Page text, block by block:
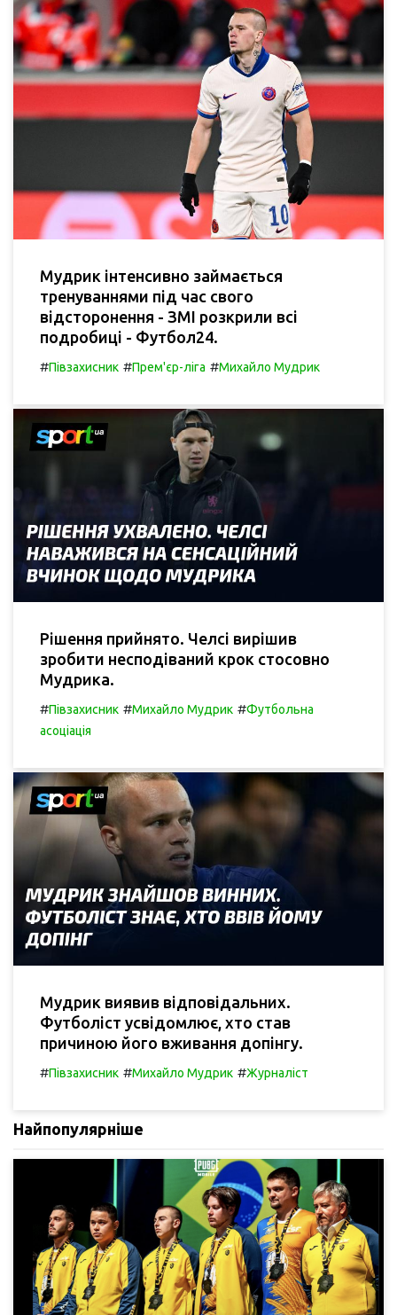
Мудрик інтенсивно займається
тренуваннями під час свого
відсторонення - ЗМІ розкрили всі
подробиці - Футбол24.
#Півзахисник #Прем'єр-ліга #Михайло Мудрик
Рішення прийнято. Челсі вирішив
зробити несподіваний крок стосовно
Мудрика.
#Півзахисник #Михайло Мудрик #Футбольна
асоціація
Мудрик виявив відповідальних.
Футболіст усвідомлює, хто став
причиною його вживання допінгу.
#Півзахисник #Михайло Мудрик #Журналіст
Найпопулярніше